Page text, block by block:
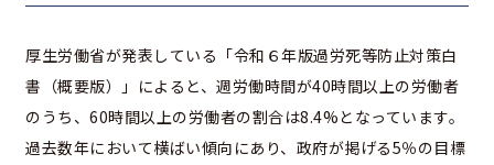
厚生労働省が発表している「令和６年版過労死等防止対策白
書（概要版）」によると、週労働時間が40時間以上の労働者
のうち、60時間以上の労働者の割合は8.4%となっています。
過去数年において横ばい傾向にあり、政府が掲げる5％の目標